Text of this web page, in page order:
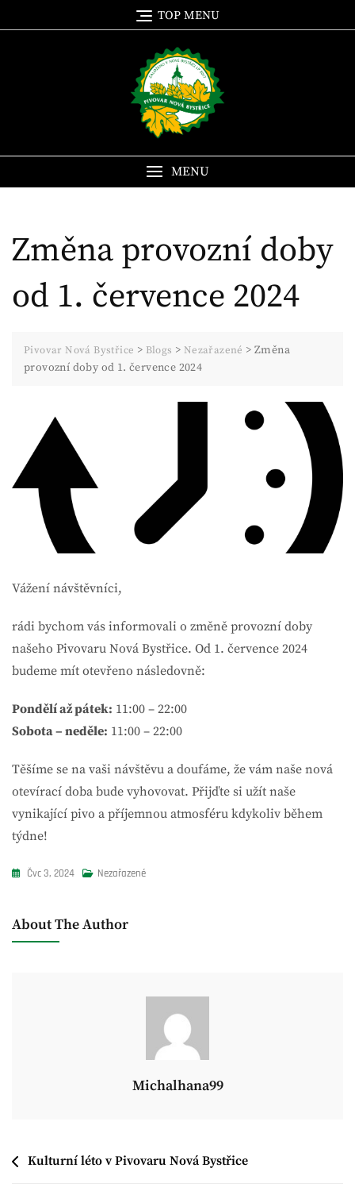
to
TOP MENU
MENU
Změna provozní doby
od 1. července 2024
Pivovar Nová Bystřice > Blogs > Nezařazené >Změna
provozní doby od 1. července 2024
Vážení návštěvníci,
rádi bychom vás informovali o změně provozní doby
našeho Pivovaru Nová Bystřice. Od 1. července 2024
budeme mít otevřeno následovně:
Pondělí až pátek: 11:00 – 22:00
Sobota – neděle: 11:00 – 22:00
Těšíme se na vaši návštěvu a doufáme, že vám naše nová
otevírací doba bude vyhovovat. Přijďte si užít naše
vynikající pivo a příjemnou atmosféru kdykoliv během
týdne!
Čvc 3, 2024 Nezařazené
About The Author
Michalhana99
Navigace
Kulturní léto v Pivovaru Nová Bystřice